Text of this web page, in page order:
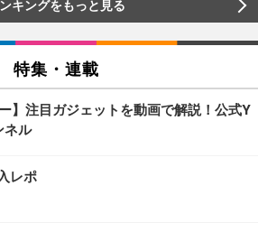
キングをもっと見る
特集・連載
】注目ガジェットを動画で解説！公式Y
ネル
レポ